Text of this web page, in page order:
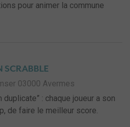
pour animer la commune
SCRABBLE
03000 Avermes
: chaque joueur a son
de faire le meilleur score.